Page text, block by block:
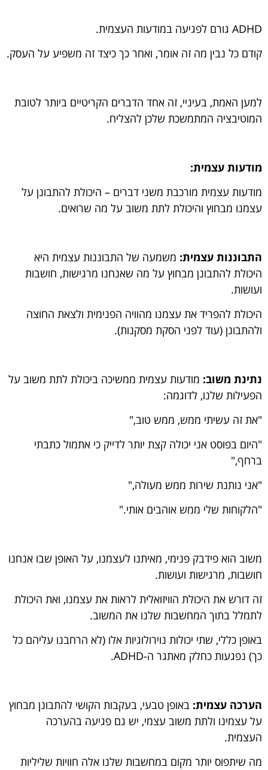
ADHD גורם לפגיעה במודעות העצמית.
קודם כל נבין מה זה אומר, ואחר כך כיצד זה משפיע על העסק.
למען האמת, בעיניי, זה אחד הדברים הקריטיים ביותר לטובת
המוטיבציה המתמשכת שלכן להצליח.
מודעות עצמית:
מודעות עצמית מורכבת משני דברים – היכולת להתבונן על
עצמנו מבחוץ והיכולת לתת משוב על מה שרואים.
התבוננות עצמית: משמעה של התבוננות עצמית היא
היכולת להתבונן מבחוץ על מה שאנחנו מרגישות, חושבות
ועושות.
היכולת להפריד את עצמנו מהוויה הפנימית ולצאת החוצה
ולהתבונן (עוד לפני הסקת מסקנות).
נתינת משוב: מודעות עצמית ממשיכה ביכולת לתת משוב על
הפעילות שלנו, לדוגמה:
"את זה עשיתי ממש, ממש טוב,"
"היום בפוסט אני יכולה קצת יותר לדייק כי אתמול כתבתי
ברחף,"
"אני נותנת שירות ממש מעולה,"
"הלקוחות שלי ממש אוהבים אותי."
משוב הוא פידבק פנימי, מאיתנו לעצמנו, על האופן שבו אנחנו
חושבות, מרגישות ועושות.
זה דורש את היכולת הוויזואלית לראות את עצמנו, ואת היכולת
לתמלל בתוך המחשבות שלנו את המשוב.
באופן כללי, שתי יכולות נוירולוגיות אלו (לא הרחבנו עליהם כל
כך) נפגעות כחלק מאתגר ה-ADHD.
הערכה עצמית: באופן טבעי, בעקבות הקושי להתבונן מבחוץ
על עצמינו ולתת משוב עצמי, יש גם פגיעה בהערכה
העצמית.
מה שיתפוס יותר מקום במחשבות שלנו אלה חוויות שליליות